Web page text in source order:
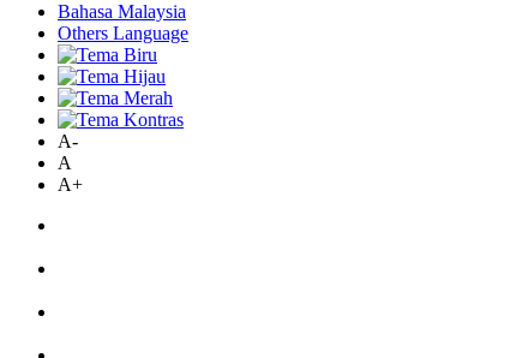
Bahasa Malaysia
Others Language
A-
A
A+